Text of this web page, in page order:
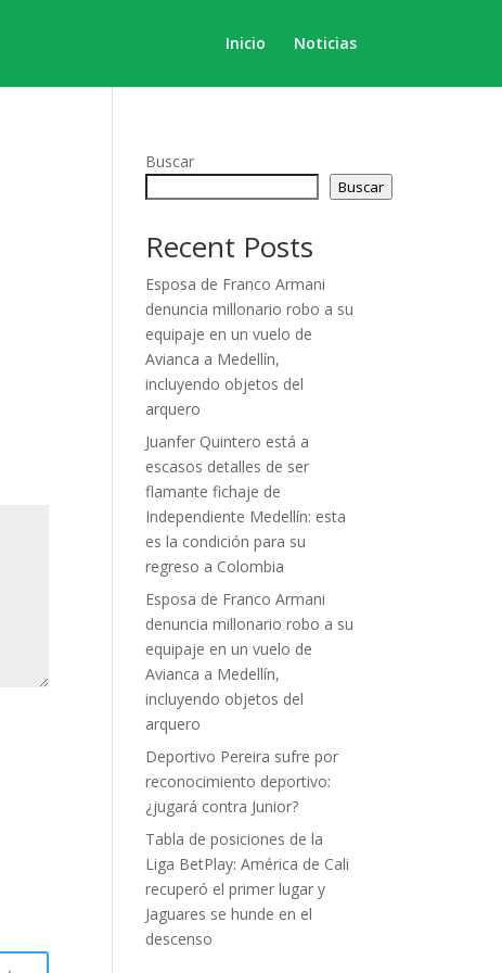
Inicio Noticias
Buscar
Buscar
Recent Posts
Esposa de Franco Armani
denuncia millonario robo a su
equipaje en un vuelo de
Avianca a Medellín,
incluyendo objetos del
arquero
Juanfer Quintero está a
escasos detalles de ser
flamante fichaje de
Independiente Medellín: esta
es la condición para su
regreso a Colombia
Esposa de Franco Armani
denuncia millonario robo a su
equipaje en un vuelo de
Avianca a Medellín,
incluyendo objetos del
arquero
Deportivo Pereira sufre por
reconocimiento deportivo:
¿jugará contra Junior?
Tabla de posiciones de la
Liga BetPlay: América de Cali
recuperó el primer lugar y
Jaguares se hunde en el
descenso